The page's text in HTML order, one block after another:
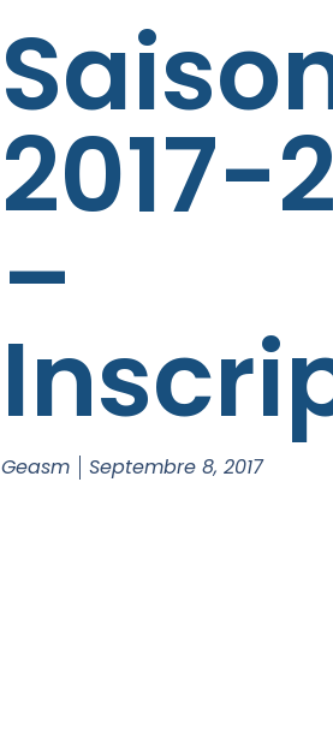
2017-
–
Geasm Septembre 8, 2017